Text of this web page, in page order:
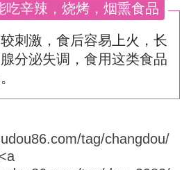
吃辛辣，烧烤，烟熏食品
刺激 ，食后容易 上火 ， 长
分泌失调，食用这类食品
。